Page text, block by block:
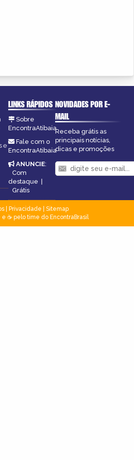
e
LINKS RÁPIDOS
Sobre
EncontraAtibaia
Fale com o
EncontraAtibaia
ANUNCIE:
Com
destaque |
Grátis
NOVIDADES POR E-
MAIL
Receba grátis as
principais notícias,
dicas e promoções
| Privacidade
Sitemap
☕ pelo time do EncontraBrasil